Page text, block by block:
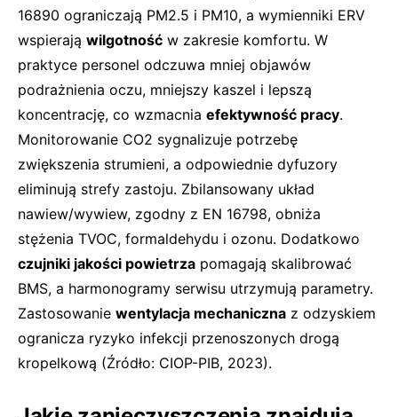
16890 ograniczają PM2.5 i PM10, a wymienniki ERV
wspierają wilgotność w zakresie komfortu. W
praktyce personel odczuwa mniej objawów
podrażnienia oczu, mniejszy kaszel i lepszą
koncentrację, co wzmacnia efektywność pracy.
Monitorowanie CO2 sygnalizuje potrzebę
zwiększenia strumieni, a odpowiednie dyfuzory
eliminują strefy zastoju. Zbilansowany układ
nawiew/wywiew, zgodny z EN 16798, obniża
stężenia TVOC, formaldehydu i ozonu. Dodatkowo
czujniki jakości powietrza pomagają skalibrować
BMS, a harmonogramy serwisu utrzymują parametry.
Zastosowanie wentylacja mechaniczna z odzyskiem
ogranicza ryzyko infekcji przenoszonych drogą
kropelkową (Źródło: CIOP-PIB, 2023).